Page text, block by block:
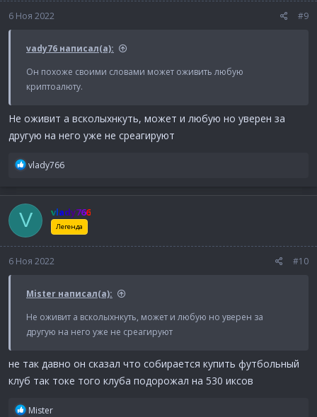
6 Ноя 2022 #9
vady76 написал(а):
Он похоже своими словами может оживить любую
криптоалюту.
Не оживит а всколыхнкуть, может и любую но уверен за
другую на него уже не среагируют
Р
к
ц
и
и
vlady766
V vlady766
Легенда
6 Ноя 2022 #10
Mister написал(а):
Не оживит а всколыхнкуть, может и любую но уверен за
другую на него уже не среагируют
не так давно он сказал что собирается купить футбольный
клуб так токе того клуба подорожал на 530 иксов
Р
Mister